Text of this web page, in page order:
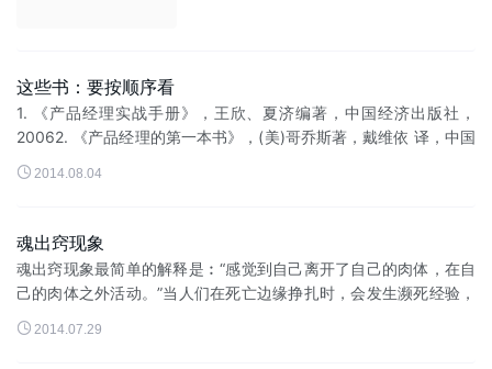
这些书：要按顺序看
1. 《产品经理实战手册》，王欣、夏济编著，中国经济出版社，
20062. 《产品经理的第一本书》，(美)哥乔斯著，戴维依 译，中国
财经出版社，20043. 《产品经理的第二本书》，(美)哥乔斯著，戴
维...
 2014.08.04
魂出窍现象
魂出窍现象最简单的解释是︰“感觉到自己离开了自己的肉体，在自
己的肉体之外活动。”当人们在死亡边缘挣扎时，会发生濒死经验，
很多时灵魂出窍是濒死经验的其中一部份。当濒死者昏迷时，他...
 2014.07.29